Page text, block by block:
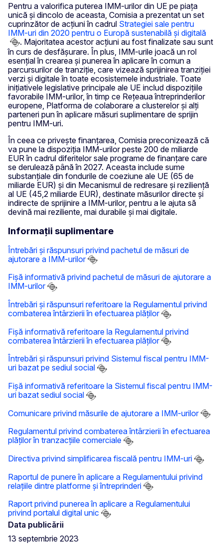
Pentru a valorifica puterea IMM-urilor din UE pe piața
unică și dincolo de aceasta, Comisia a prezentat un set
cuprinzător de acțiuni în cadrul Strategiei sale pentru
IMM-uri din 2020 pentru o Europă sustenabilă și digitală
. Majoritatea acestor acțiuni au fost finalizate sau sunt
în curs de desfășurare. În plus, IMM-urile joacă un rol
esențial în crearea și punerea în aplicare în comun a
parcursurilor de tranziție, care vizează sprijinirea tranziției
verzi și digitale în toate ecosistemele industriale. Toate
inițiativele legislative principale ale UE includ dispozițiile
favorabile IMM-urilor, în timp ce Rețeaua întreprinderilor
europene, Platforma de colaborare a clusterelor și alți
parteneri pun în aplicare măsuri suplimentare de sprijin
pentru IMM-uri.
În ceea ce privește finanțarea, Comisia preconizează că
va pune la dispoziția IMM-urilor peste 200 de miliarde
EUR în cadrul diferitelor sale programe de finanțare care
se derulează până în 2027. Aceasta include sume
substanțiale din fondurile de coeziune ale UE (65 de
miliarde EUR) și din Mecanismul de redresare și reziliență
al UE (45,2 miliarde EUR), destinate măsurilor directe și
indirecte de sprijinire a IMM-urilor, pentru a le ajuta să
devină mai reziliente, mai durabile și mai digitale.
Informații suplimentare
Întrebări și răspunsuri privind pachetul de măsuri de
ajutorare a IMM-urilor
Fișă informativă privind pachetul de măsuri de ajutorare a
IMM-urilor
Întrebări și răspunsuri referitoare la Regulamentul privind
combaterea întârzierii în efectuarea plăților
Fișă informativă referitoare la Regulamentul privind
combaterea întârzierii în efectuarea plăților
Întrebări și răspunsuri privind Sistemul fiscal pentru IMM-
uri bazat pe sediul social
Fișă informativă referitoare la Sistemul fiscal pentru IMM-
uri bazat sediul social
Comunicare privind măsurile de ajutorare a IMM-urilor
Regulamentul privind combaterea întârzierii în efectuarea
plăților în tranzacțiile comerciale
Directiva privind simplificarea fiscală pentru IMM-uri
Raportul de punere în aplicare a Regulamentului privind
relațiile dintre platforme și întreprinderi
Raport privind punerea în aplicare a Regulamentului
privind portalul digital unic
Data publicării
13 septembrie 2023